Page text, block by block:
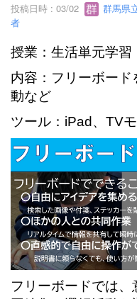
投稿日時 : 03/02
群馬県
者
授業：生活単元学習
内容：フリーボー
動など
ツール：iPad、TV
フリーボードでは